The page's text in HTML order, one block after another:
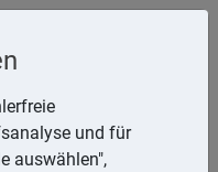
über Handel
und für
auswählen",